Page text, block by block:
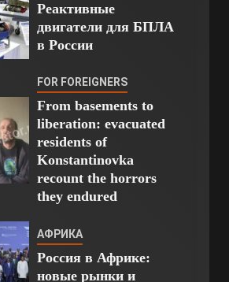
Реактивные
двигатели для БПЛА
в России
FOR FOREIGNERS
From basements to
liberation: evacuated
residents of
Konstantinovka
recount the horrors
they endured
АФРИКА
Россия в Африке:
новые рынки и